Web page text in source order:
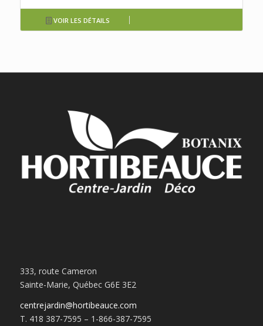
VOIR LES DÉTAILS
333, route Cameron
Sainte-Marie, Québec G6E 3E2
centrejardin@hortibeauce.com
T. 418 387-7595 – 1-866-387-7595